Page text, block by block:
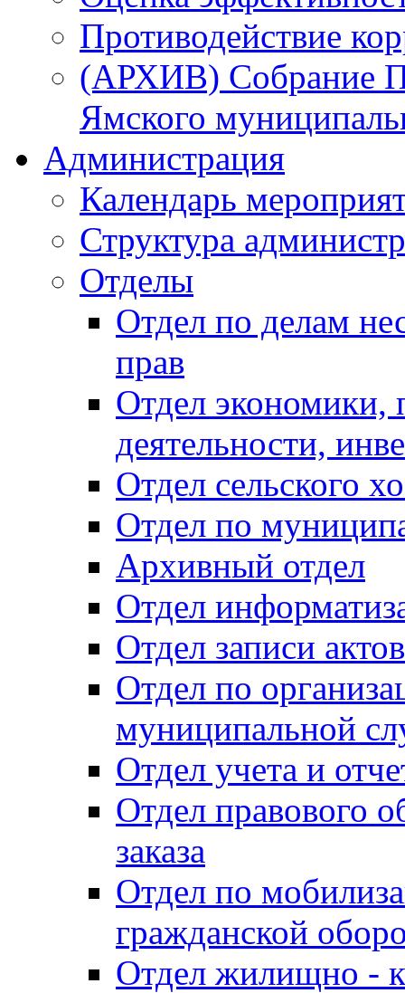
Противодействие
(АРХИВ) Собрание
Ямского
Администрация
Календарь
Структура
Отделы
Отдел по делам
прав
Отдел экономики,
деятельности,
Отдел сельского
Отдел по
Архивный отдел
Отдел
Отдел записи
Отдел по
муниципальной
Отдел учета и
Отдел правового
заказа
Отдел по
гражданской
Отдел жилищно -